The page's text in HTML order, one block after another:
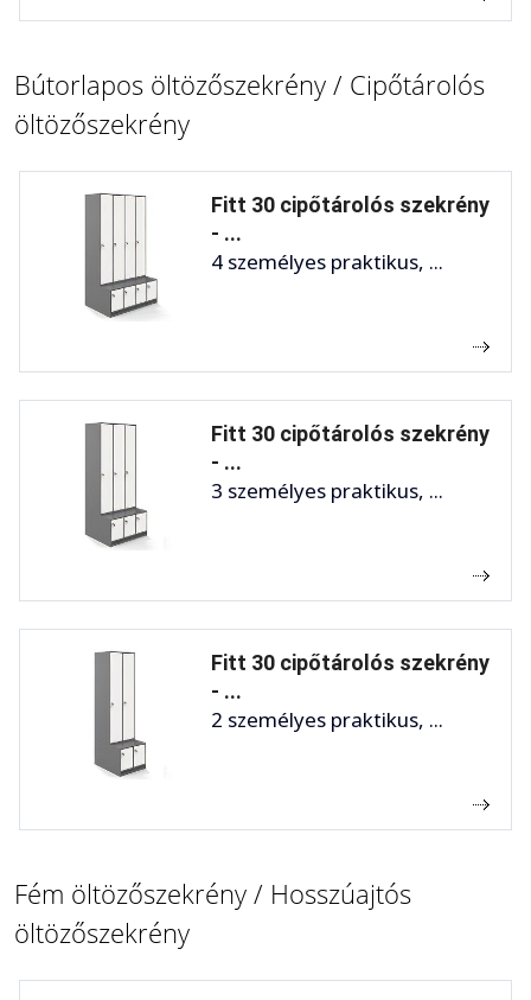
Bútorlapos öltözőszekrény / Cipőtárolós
öltözőszekrény
Fitt 30 cipőtárolós szekrény
- ...
4 személyes praktikus, ...
Fitt 30 cipőtárolós szekrény
- ...
3 személyes praktikus, ...
Fitt 30 cipőtárolós szekrény
- ...
2 személyes praktikus, ...
Fém öltözőszekrény / Hosszúajtós
öltözőszekrény